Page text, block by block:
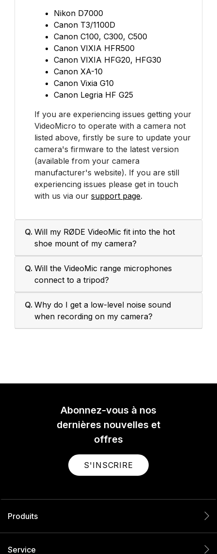
Nikon D7000
Canon T3/1100D
Canon C100, C300, C500
Canon VIXIA HFR500
Canon VIXIA HFG20, HFG30
Canon XA-10
Canon Vixia G10
Canon Legria HF G25
If you are experiencing issues getting your
VideoMicro to operate with a camera not
listed above, firstly be sure to update your
camera's firmware to the latest version
(available from your camera
manufacturer's website). If you are still
experiencing issues please get in touch
with us via our support page.
Q. Will my RØDE VideoMic fit into the hot
shoe mount of my camera?
Q. Will the VideoMic range microphones
connect to a tripod?
Q. Why do I get a low-level noise sound
when recording on my camera?
Abonnez-vous à nos
dernières nouvelles et
offres
S'INSCRIRE
Produits
Service